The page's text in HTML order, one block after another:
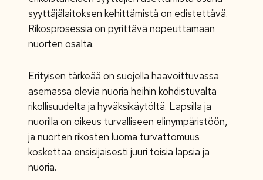
syyttäjälaitoksen kehittämistä on edistettävä.
Rikosprosessia on pyrittävä nopeuttamaan
nuorten osalta.
Erityisen tärkeää on suojella haavoittuvassa
asemassa olevia nuoria heihin kohdistuvalta
rikollisuudelta ja hyväksikäytöltä. Lapsilla ja
nuorilla on oikeus turvalliseen elinympäristöön,
ja nuorten rikosten luoma turvattomuus
koskettaa ensisijaisesti juuri toisia lapsia ja
nuoria.